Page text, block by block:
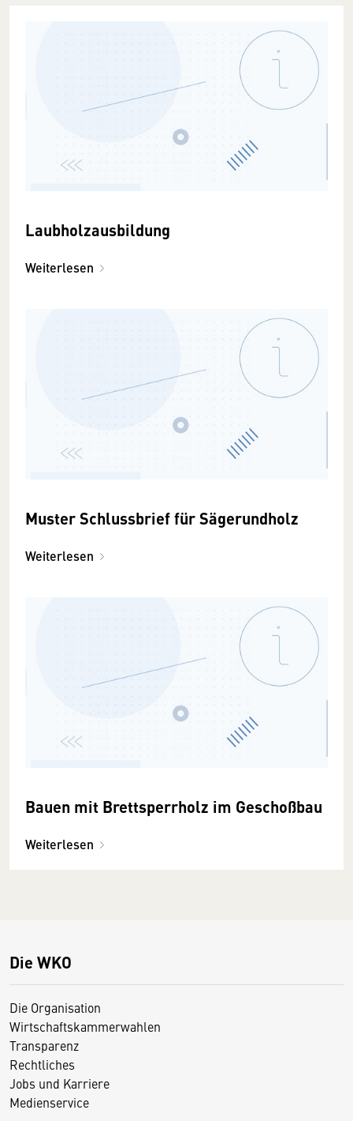
Laubholzausbildung
Weiterlesen
Muster Schlussbrief für Sägerundholz
Weiterlesen
Bauen mit Brettsperrholz im Geschoßbau
Weiterlesen
Die WKO
Die Organisation
Wirtschaftskammerwahlen
Transparenz
Rechtliches
Jobs und Karriere
Medienservice